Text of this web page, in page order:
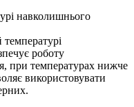
навколишнього
роботу
при температурах нижче
використовувати